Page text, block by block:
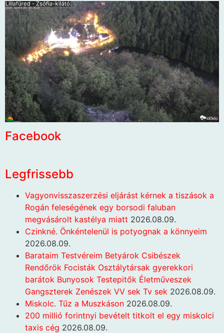
Facebook
Legfrissebb
Vagyonvisszaszerzési eljárást kérnek a tiszások a
Rogán feleségének egy borsodi faluban
megvásárolt kastélya miatt 2026.08.09.
Czinkné. Önkéntelenül is potyognak a könnyeim
2026.08.09.
Barataim Testvéreim Betyárok Csibészek
Rendőrök Focisták Osztálytársak gyerekkori
barátok Bunyosok Testepitők Életműveszek
Gangszterek Zenészek VV sek Tv sek 2026.08.09.
Miskolc. Tűz a Muszkáson 2026.08.09.
200 millió forintnyi bevételt titkolt el egy miskolci
taxis cég 2026.08.09.